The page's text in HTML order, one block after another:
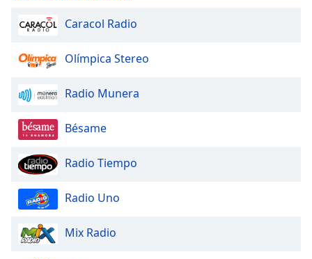
Caracol Radio
Olímpica Stereo
Radio Munera
Bésame
Radio Tiempo
Radio Uno
Mix Radio